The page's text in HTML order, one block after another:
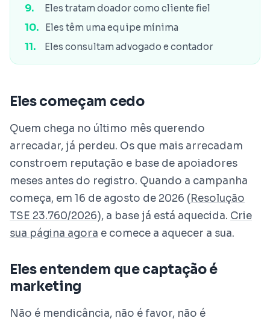
Eles tratam doador como cliente fiel
Eles têm uma equipe mínima
Eles consultam advogado e contador
Eles começam cedo
Quem chega no último mês querendo
arrecadar, já perdeu. Os que mais arrecadam
constroem reputação e base de apoiadores
meses antes do registro. Quando a campanha
começa, em 16 de agosto de 2026 (Resolução
TSE 23.760/2026), a base já está aquecida. Crie
sua página agora e comece a aquecer a sua.
Eles entendem que captação é
marketing
Não é mendicância, não é favor, não é